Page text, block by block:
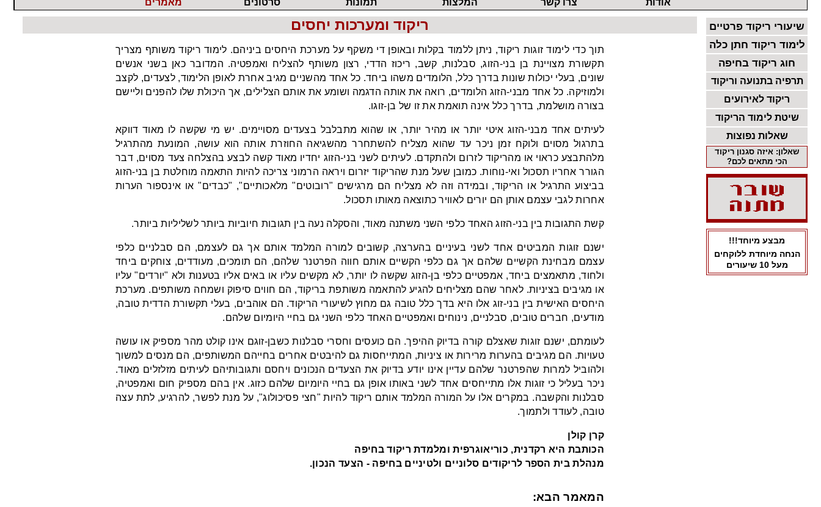
אודות צרו קשר המלצות
תמונות
גלריה-1
גלריה-2
גלריה-3
סרטונים
ריקוד חתונה 1
ריקוד חתונה 2
סלואו
ריקוד חתונה 3
סלואו בצ'אטה
סלסה
טנגו
מאמרים
טיפים לריקוד
השפעת הריקוד על
הבריאות הפיזית
והנפשית
ללמוד לרקוד נכון
ולהצליח
ריקוד ומערכות
יחסים
חשיבות הספורט
מה לעשות כשבן
זוג אחד רוצה
ללמוד לרקוד והשני
מתנגד?
להיות מורה טוב
ריקוד?
למבוגרים
איך לבחור מורה
לריקוד
שיעורי ריקוד פרטיים
לימוד ריקוד חתן כלה
חוג ריקוד בחיפה
תרפיה בתנועה וריקוד
ריקוד לאירועים
שיטת לימוד הריקוד
שאלות נפוצות
שאלון: איזה סגנון ריקוד
הכי מתאים לכם?
מבצע מיוחד!!!
הנחה מיוחדת ללוקחים
מעל 10 שיעורים
ריקוד ומערכות יחסים
תוך כדי לימוד זוגות ריקוד, ניתן ללמוד בקלות ובאופן די משקף על מערכת היחסים ביניהם. לימוד ריקוד משותף מצריך
תקשורת מצויינת בן בני-הזוג, סבלנות, קשב, ריכוז הדדי, רצון משותף להצליח ואמפטיה. המדובר כאן בשני אנשים
שונים, בעלי יכולות שונות בדרך כלל, הלומדים משהו ביחד. כל אחד מהשניים מגיב אחרת לאופן הלימוד, לצעדים, לקצב
ולמוזיקה. כל אחד מבני-הזוג הלומדים, רואה את אותה הדגמה ושומע את אותם הצלילים, אך היכולת שלו להפנים וליישם
בצורה מושלמת, בדרך כלל אינה תואמת את זו של בן-זוגו.
לעיתים אחד מבני-הזוג איטי יותר או מהיר יותר, או שהוא מתבלבל בצעדים מסויימים. יש מי שקשה לו מאוד דווקא
בתרגול מסוים ולוקח זמן ניכר עד שהוא מצליח להשתחרר מהשגיאה החוזרת אותה הוא עושה, המונעת מהתרגיל
מלהתבצע כראוי או מהריקוד לזרום ולהתקדם. לעיתים לשני בני-הזוג יחדיו מאוד קשה לבצע בהצלחה צעד מסוים, דבר
הגורר אחריו תסכול ואי-נוחות. כמובן שעל מנת שהריקוד יזרום ויראה הרמוני צריכה להיות התאמה מוחלטת בן בני-הזוג
בביצוע התרגיל או הריקוד, ובמידה וזה לא מצליח הם מרגישים "רובוטים" מלאכותיים", "כבדים" או אינספור הערות
אחרות לגבי עצמם אותן הם יורים לאוויר כתוצאה מאותו תסכול.
קשת התגובות בין בני-הזוגהאחד כלפי השני משתנה מאוד, והסקלה נעה בין תגובות חיוביות ביותר לשליליות ביותר.
ישנם זוגות המביטים אחד לשני בעיניים בהערצה, קשובים למורה המלמד אותם אך גם לעצמם, הם סבלניים כלפי
עצמם מבחינת הקשיים שלהם אך גם כלפי הקשיים אותם חווה הפרטנר שלהם, הם תומכים, מעודדים, צוחקים ביחד
ולחוד, מתאמצים ביחד, אמפטיים כלפי בן-הזוג שקשה לו יותר, לא מקשים עליו או באים אליו בטענות ולא "יורדים" עליו
או מגיבים בציניות. לאחר שהם מצליחים להגיע להתאמה משותפת בריקוד, הם חווים סיפוק ושמחה משותפים. מערכת
היחסים האישית בין בני-זוג אלו היא בדך כלל טובה גם מחוץ לשיעורי הריקוד. הם אוהבים, בעלי תקשורת הדדית טובה,
מודעים, חברים טובים, סבלניים, נינוחים ואמפטיים האחד כלפי השני גם בחיי היומיום שלהם.
לעומתם, ישנם זוגות שאצלם קורה בדיוק ההיפך. הם כועסים וחסרי סבלנות כשבן-זוגם אינו קולט מהר מספיק או עושה
טעויות. הם מגיבים בהערות מרירות או ציניות, המתייחסות גם להיבטים אחרים בחייהם המשותפים, הם מנסים למשוך
ולהוביל למרות שהפרטנר שלהם עדיין אינו יודע בדיוק את הצעדים הנכונים ויחסם ותגובותיהם לעיתים מזלזלים מאוד.
ניכר בעליל כי זוגות אלו מתייחסים אחד לשני באותו אופן גם בחיי היומיום שלהם כזוג. אין בהם מספיק חום ואמפטיה,
סבלנות והקשבה. במקרים אלו על המורה המלמד אותם ריקוד להיות "חצי פסיכולוג", על מנת לפשר, להרגיע, לתת עצה
טובה, לעודד ולתמוך.
קרן קולן
הכותבת היא רקדנית, כוריאוגרפית ומלמדת ריקוד בחיפה
מנהלת בית הספר לריקודים סלוניים ולטיניים בחיפה - הצעד הנכון.
המאמר הבא: